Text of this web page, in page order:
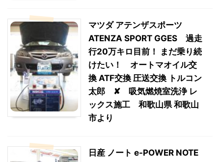
マツダ アテンザスポーツ
ATENZA SPORT GGES 過走
行20万キロ目前！ まだ乗り続
けたい！ オートマオイル交
換 ATF交換 圧送交換 トルコン
太郎 ✘ 吸気燃焼室洗浄 レ
ックス施工 和歌山県 和歌山
市より
日産 ノート e-POWER NOTE